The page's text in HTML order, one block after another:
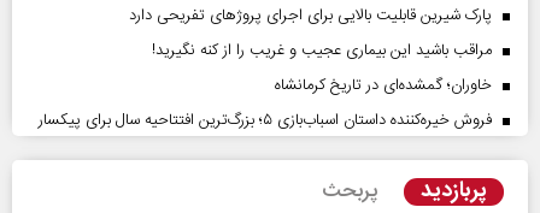
پارک شیرین قابلیت‌ بالایی برای اجرای پروژهای تفریحی دارد
مراقب باشید این بیماری عجیب و غریب را از کنه نگیرید!
خاوران؛ گمشده‌ای در تاریخ کرمانشاه
فروش خیره‌کننده داستان اسباب‌بازی ۵؛ بزرگ‌ترین افتتاحیه سال برای پیکسار
پربازدید پربحث